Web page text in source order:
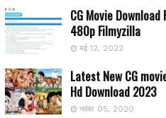
CG Movie
480p Filmyzilla
मई 12, 2022
Latest New CG
Hd Download 2023
नवंबर 05, 2020